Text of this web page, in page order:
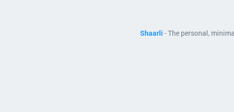
Shaarli - The personal,